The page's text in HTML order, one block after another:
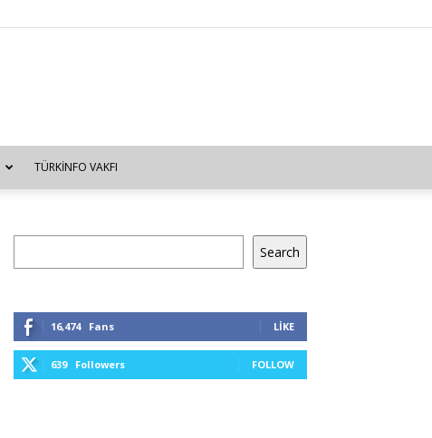
TÜRKINFO VAKFI
Search
16,474 Fans LIKE
639 Followers FOLLOW